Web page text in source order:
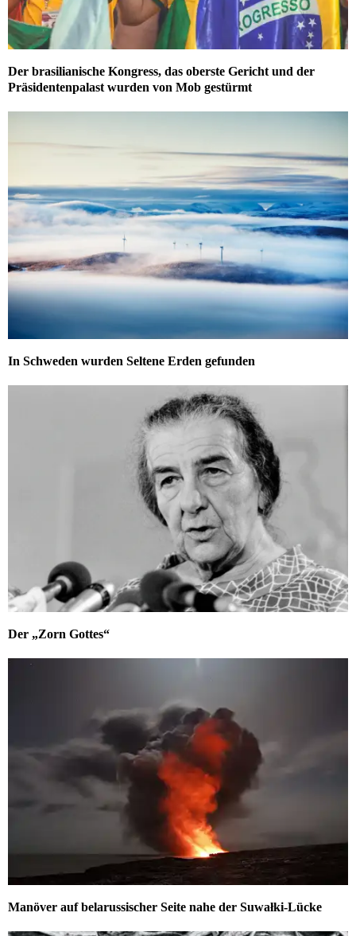
Der brasilianische Kongress, das oberste Gericht und der
Präsidentenpalast wurden von Mob gestürmt
In Schweden wurden Seltene Erden gefunden
Der „Zorn Gottes“
Manöver auf belarussischer Seite nahe der Suwałki-Lücke